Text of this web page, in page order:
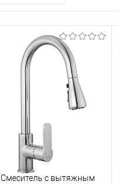
Смеситель с вытяжным